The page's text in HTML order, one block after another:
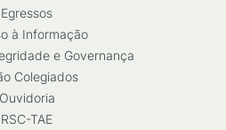
Egressos
à Informação
e Governança
Colegiados
Ouvidoria
RSC-TAE